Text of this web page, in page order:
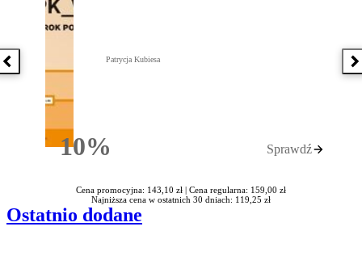
Poprzednia książka
10%Rabatu
Patrycja Kubiesa
Sprawdź
Cena promocyjna: 143,10 zł | Cena regularna: 159,00 zł
Najniższa cena w ostatnich 30 dniach: 119,25 zł
Ostatnio dodane